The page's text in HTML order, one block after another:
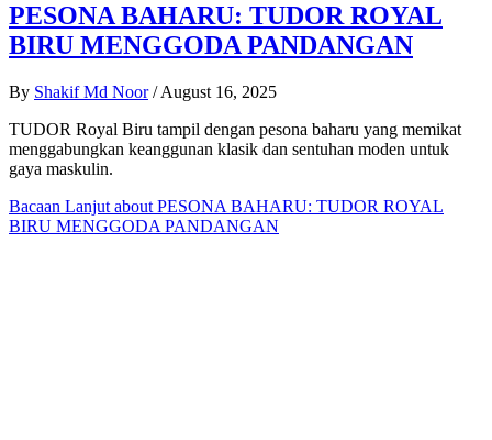
PESONA BAHARU: TUDOR ROYAL
BIRU MENGGODA PANDANGAN
By Shakif Md Noor / August 16, 2025
TUDOR Royal Biru tampil dengan pesona baharu yang memikat
menggabungkan keanggunan klasik dan sentuhan moden untuk
gaya maskulin.
Bacaan Lanjut about PESONA BAHARU: TUDOR ROYAL
BIRU MENGGODA PANDANGAN